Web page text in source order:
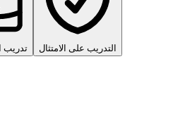
تدريب التدريب على الامتثال